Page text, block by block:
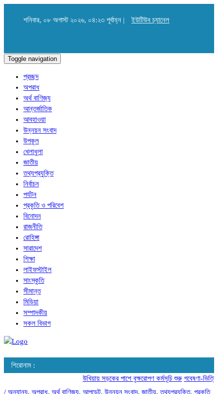
শনিবার, ০৮ অগাস্ট ২০২৬, ০৪:২৩ পূর্বাহ্ন | ইউটিউব চ্যানেল
Toggle navigation
প্রচ্ছদ
অপরাধ
অর্থ বাণিজ্য
আন্তর্জাতিক
আবহাওয়া
উন্নয়ন সংবাদ
উপকূল
খেলাধুলা
জাতীয়
তথ্যপ্রযুক্তি
নির্বাচন
পর্যটন
প্রকৃতি ও পরিবেশ
বিনোদন
রাজনীতি
রোহিঙ্গা
সারাদেশ
শিক্ষা
লাইফস্টাইল
সাংস্কৃতি
সীমান্ত
মিডিয়া
সম্পাদকীয়
সকল বিভাগ
শিরোনাম :
উখিয়ায় সড়কের পাশে বৃক্ষরোপণ কর্মসূচি শুরু গবেষণা-ভিত্তিক
/ অন্যান্য, অপরাধ, অর্থ বাণিজ্য, আপডেট, উন্নয়ন সংবাদ, জাতীয়,তথ্যপ্রযুক্তি, প্রকৃতি